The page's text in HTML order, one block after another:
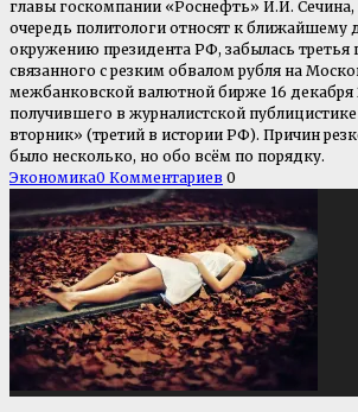
главы госкомпании «Роснефть» И.И.
очередь политологи относят к ближайшему
окружению президента РФ, забылась
связанного с резким обвалом рубля на
межбанковской валютной бирже 16 декабря
получившего в журналистской
вторник» (третий в истории РФ). Причин
было несколько, но обо всём по порядку.
Экономика0 Комментариев 0